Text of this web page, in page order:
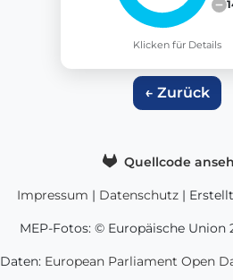
Klicken für Details
← Zurück
Quellcode
Impressum | Datenschutz |
MEP-Fotos: © Europäische Union
Daten: European Parliament Open